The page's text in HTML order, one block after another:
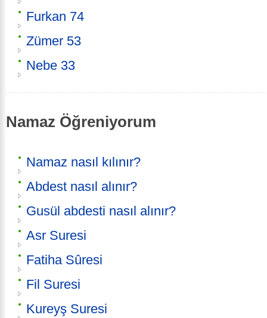
Furkan 74
Zümer 53
Nebe 33
Namaz Öğreniyorum
Namaz nasıl kılınır?
Abdest nasıl alınır?
Gusül abdesti nasıl alınır?
Asr Suresi
Fatiha Sûresi
Fil Suresi
Kureyş Suresi